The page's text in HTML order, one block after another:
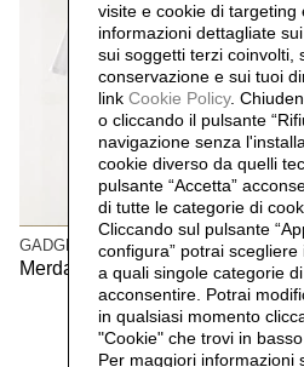
GADGETS
Merda d’artista t-shirt
visite e cookie di targeting
informazioni dettagliate
sui soggetti terzi coinvolti,
conservazione e sui tuoi
link Cookie Policy.
o cliccando il pulsante
navigazione senza
cookie diverso da quelli
pulsante “Accetta”
di tutte le categorie di
Cliccando sul pulsante
configura” potrai
a quali singole categorie
acconsentire. Potrai
in qualsiasi momento
"Cookie" che trovi in basso
Per maggiori informazioni